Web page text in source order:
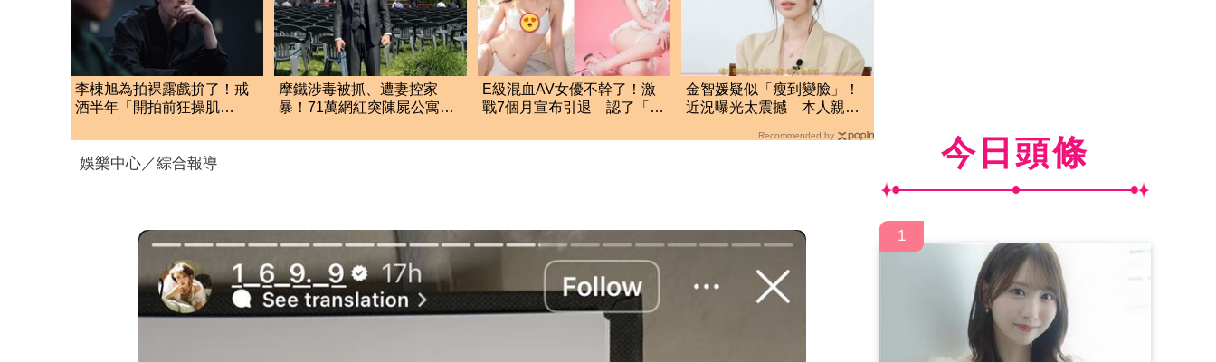
李棟旭為拍裸露戲拚了！戒
酒半年「開拍前狂操肌
摩鐵涉毒被抓、遭妻控家
暴！71萬網紅突陳屍公寓享
E級混血AV女優不幹了！激
戰7個月宣布引退 認了「自
金智媛疑似「瘦到變臉」！
近況曝光太震撼 本人親揭
Recommended by
娛樂中心／綜合報導 今日頭條
1